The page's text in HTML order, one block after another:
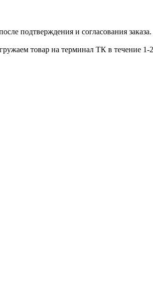
подтверждения и согласования заказа.
товар на терминал ТК в течение 1-